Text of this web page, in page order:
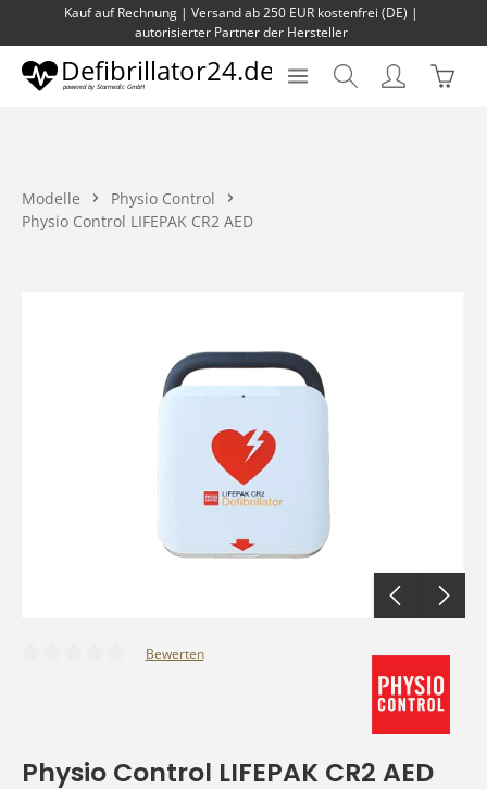
Zum Hauptinhalt springen
Kauf auf Rechnung | Versand ab 250 EUR kostenfrei (DE) |
autorisierter Partner der Hersteller
Modelle
Physio Control
Physio Control LIFEPAK CR2 AED
Bewerten
Physio Control LIFEPAK CR2 AED